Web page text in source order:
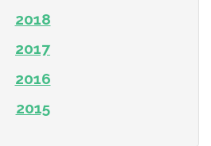
2018
2017
2016
2015